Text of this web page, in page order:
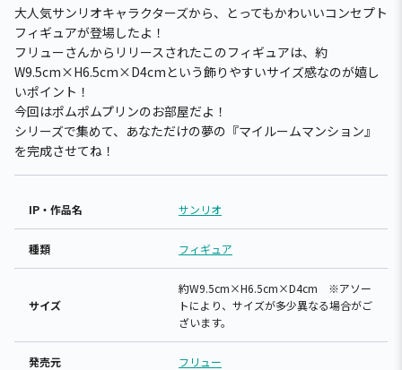
大人気サンリオキャラクターズから、とってもかわいいコンセプト
フィギュアが登場したよ！
フリューさんからリリースされたこのフィギュアは、約
W9.5cm×H6.5cm×D4cmという飾りやすいサイズ感なのが嬉し
いポイント！
今回はポムポムプリンのお部屋だよ！
シリーズで集めて、あなただけの夢の『マイルームマンション』
を完成させてね！
IP・作品名 サンリオ
種類 フィギュア
サイズ
約W9.5cm×H6.5cm×D4cm ※アソー
トにより、サイズが多少異なる場合がご
ざいます。
発売元 フリュー